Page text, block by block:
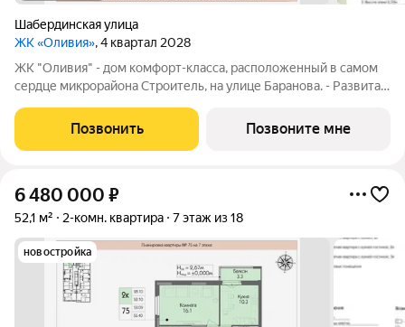
Шабердинская улица
ЖК «Оливия», 4 квартал 2028
ЖК "Оливия" - дом комфорт-класса, расположенный в самом
сердце микрорайона Строитель, на улице Баранова. - Развитая
Матрица, остановки общественного транспорта, поликлиники
для взрослых и
Позвонить Позвоните мне
6 480 000 ₽
52,1 м² 2-комн. квартира 7 этаж из 18
новостройка